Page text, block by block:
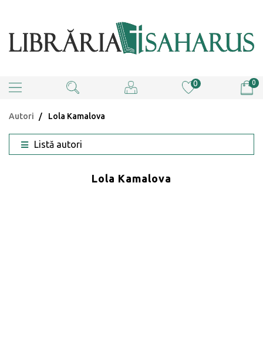
0 0
Autori Lola Kamalova
Listă autori
Lola Kamalova